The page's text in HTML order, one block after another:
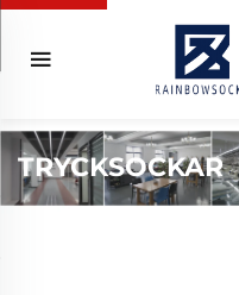
TRYCKSOCKAR